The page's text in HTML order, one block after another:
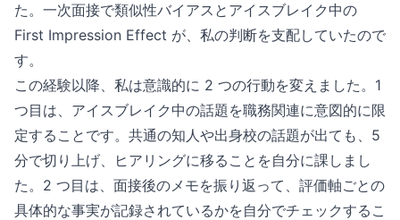
た。一次面接で類似性バイアスとアイスブレイク中の
First Impression Effect が、私の判断を支配していたので
す。
この経験以降、私は意識的に 2 つの行動を変えました。1
つ目は、アイスブレイク中の話題を職務関連に意図的に限
定することです。共通の知人や出身校の話題が出ても、5
分で切り上げ、ヒアリングに移ることを自分に課しまし
た。2 つ目は、面接後のメモを振り返って、評価軸ごとの
具体的な事実が記録されているかを自分でチェックするこ